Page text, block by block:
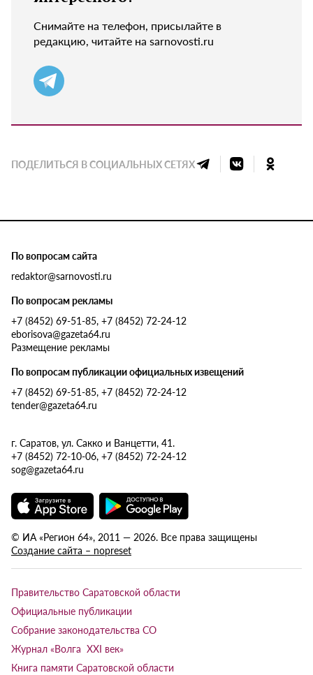
Снимайте на телефон, присылайте в
редакцию, читайте на sarnovosti.ru
ПОДЕЛИТЬСЯ В СОЦИАЛЬНЫХ СЕТЯХ
По вопросам сайта
redaktor@sarnovosti.ru
По вопросам рекламы
+7 (8452) 69-51-85, +7 (8452) 72-24-12
eborisova@gazeta64.ru
Размещение рекламы
По вопросам публикации официальных извещений
+7 (8452) 69-51-85, +7 (8452) 72-24-12
tender@gazeta64.ru
г. Саратов, ул. Сакко и Ванцетти, 41.
+7 (8452) 72-10-06, +7 (8452) 72-24-12
sog@gazeta64.ru
© ИА «Регион 64», 2011 — 2026. Все права защищены
Создание сайта – nopreset
Правительство Саратовской области
Официальные публикации
Собрание законодательства СО
Журнал «Волга XXI век»
Книга памяти Саратовской области